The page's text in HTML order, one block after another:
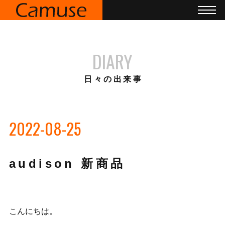
DIARY
日々の出来事
2022-08-25
audison 新商品
こんにちは。